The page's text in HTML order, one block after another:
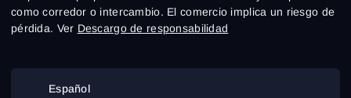
como corredor o intercambio. El comercio implica un riesgo de
pérdida. Ver Descargo de responsabilidad
Español